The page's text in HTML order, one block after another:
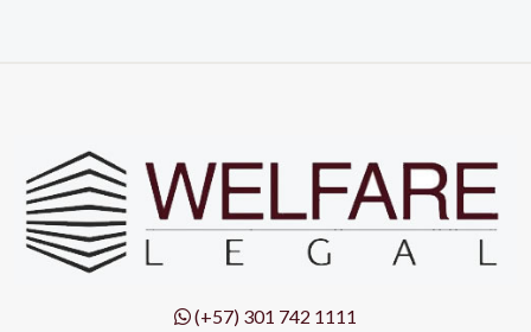
(+57) 301 742 1111